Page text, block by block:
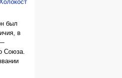
был
в
Союза.